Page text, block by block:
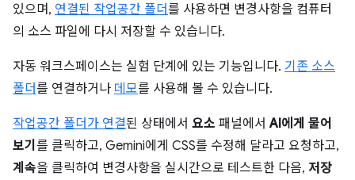
있으며, 연결된 작업공간 폴더를 사용하면 변경사항을 컴퓨터
의 소스 파일에 다시 저장할 수 있습니다.
자동 워크스페이스는 실험 단계에 있는 기능입니다. 기존 소스
폴더를 연결하거나 데모를 사용해 볼 수 있습니다.
작업공간 폴더가 연결된 상태에서 요소 패널에서AI에게 물어
보기 를 클릭하고, Gemini에게 CSS를 수정해 달라고 요청하고,
계속을 클릭하여 변경사항을 실시간으로 테스트한 다음, 저장